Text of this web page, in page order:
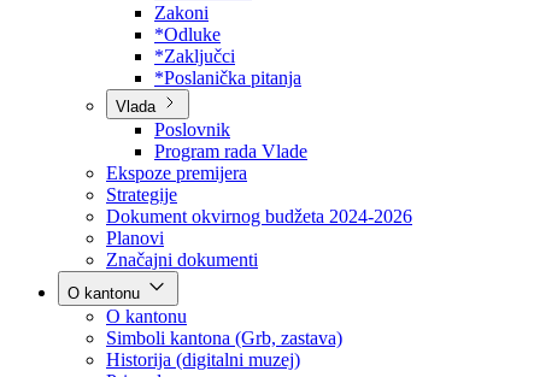
Poslovnik
Program rada Skupštine
Budžet 2026
Zakoni
*Odluke
*Zaključci
*Poslanička pitanja
Vlada
Poslovnik
Program rada Vlade
Ekspoze premijera
Strategije
Dokument okvirnog budžeta 2024-2026
Planovi
Značajni dokumenti
O kantonu